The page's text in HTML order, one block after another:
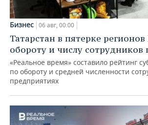
Бизнес 06 авг, 00:00
Татарстан в пятерке
обороту и числу
«Реальное время» составило рейтинг
по обороту и средней численности
предприятиях